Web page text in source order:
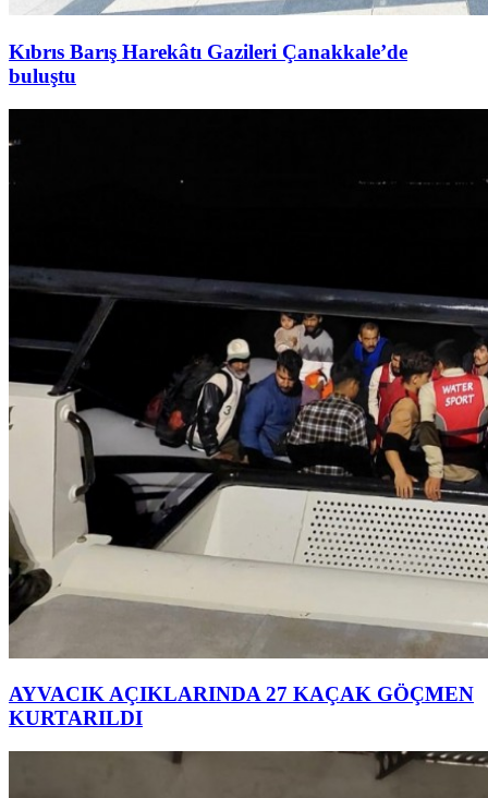
Kıbrıs Barış Harekâtı Gazileri Çanakkale’de
buluştu
AYVACIK AÇIKLARINDA 27 KAÇAK GÖÇMEN
KURTARILDI